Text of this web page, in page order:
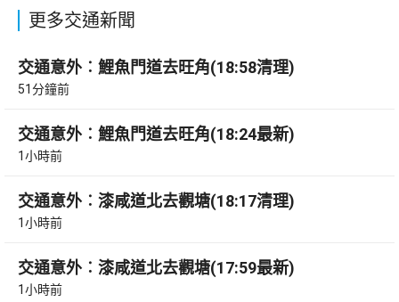
更多交通新聞
交通意外︰鯉魚門道去旺角(18:58清理)
51分鐘前
交通意外︰鯉魚門道去旺角(18:24最新)
1小時前
交通意外︰漆咸道北去觀塘(18:17清理)
1小時前
交通意外︰漆咸道北去觀塘(17:59最新)
1小時前